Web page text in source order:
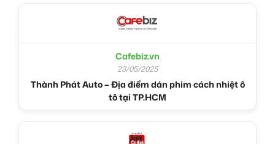
Cafebiz.vn
23/05/2025
Thành Phát Auto – Địa điểm dán phim cách nhiệt ô
tô tại TP.HCM